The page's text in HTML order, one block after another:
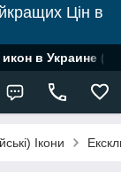
Цін в
в Украине (
Ікони